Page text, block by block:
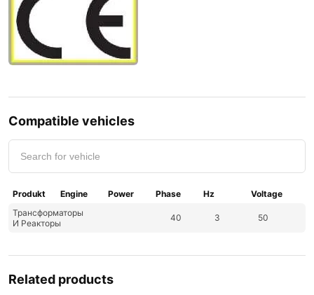
Compatible vehicles
Produkt Engine Power Phase Hz
Voltage
Трансформаторы
И Реакторы
40 3 50
Related products